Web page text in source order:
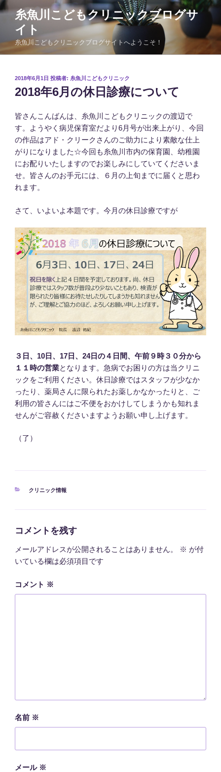
コ
ン
ツ
糸魚川こどもクリニックブログサ
イト
糸魚川こどもクリニックブログサイトへようこそ！
投
稿
日:
2018年6月1日 投稿者: 糸魚川こどもクリニック
2018年6月の休日診療について
皆さんこんばんは、糸魚川こどもクリニックの渡辺で
す。ようやく病児保育室だより6月号が出来上がり、今回
の作品はアド・クリークさんのご助力により素敵な仕上
がりになりました☆今回も糸魚川市内の保育園、幼稚園
にお配りいたしますのでお楽しみにしていてくださいま
せ。皆さんのお手元には、６月の上旬までに届くと思わ
れます。
さて、いよいよ本題です。今月の休日診療ですが
３日、10日、17日、24日の４日間、午前９時３０分から
１１時の営業となります。急病でお困りの方は当クリニ
ックをご利用ください。休日診療ではスタッフが少なか
ったり、薬局さんに限られたお薬しかなかったりと、ご
利用の皆さんにはご不便をおかけしてしまうかも知れま
せんがご容赦くださいますようお願い申し上げます。
（了）
カ
クリニック情報
コメントを残す
メールアドレスが公開されることはありません。 ※ が付
いている欄は必須項目です
コメント ※
名前 ※
メール ※